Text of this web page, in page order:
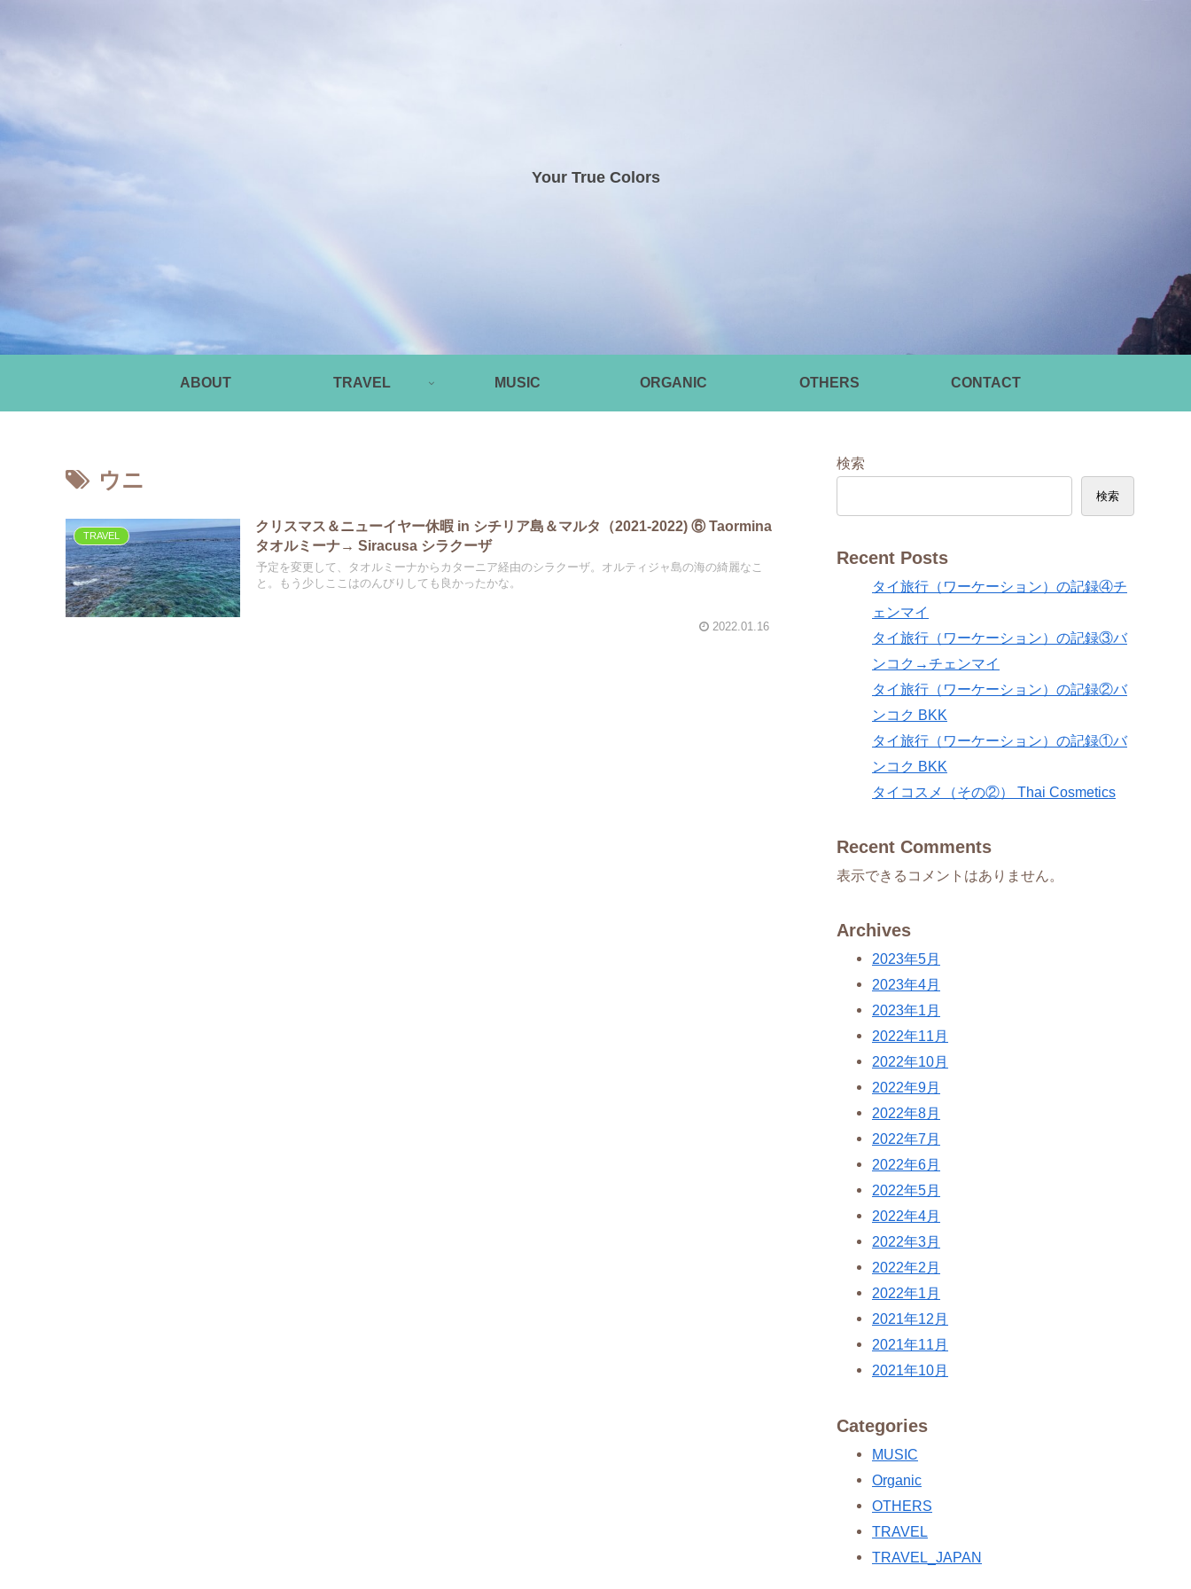
Your True Colors
ABOUT TRAVEL MUSIC ORGANIC OTHERS CONTACT
ウニ
TRAVEL
クリスマス＆ニューイヤー休暇 in シチリア島＆マルタ（2021-2022) ⑥ Taormina
タオルミーナ→ Siracusa シラクーザ
予定を変更して、タオルミーナからカターニア経由のシラクーザ。オルティジャ島の海の綺麗なこ
と。もう少しここはのんびりしても良かったかな。
2022.01.16
検索
検索
Recent Posts
タイ旅行（ワーケーション）の記録④チ
ェンマイ
タイ旅行（ワーケーション）の記録③バ
ンコク→チェンマイ
タイ旅行（ワーケーション）の記録②バ
ンコク BKK
タイ旅行（ワーケーション）の記録①バ
ンコク BKK
タイコスメ（その②） Thai Cosmetics
Recent Comments
表示できるコメントはありません。
Archives
2023年5月
2023年4月
2023年1月
2022年11月
2022年10月
2022年9月
2022年8月
2022年7月
2022年6月
2022年5月
2022年4月
2022年3月
2022年2月
2022年1月
2021年12月
2021年11月
2021年10月
Categories
MUSIC
Organic
OTHERS
TRAVEL
TRAVEL_JAPAN